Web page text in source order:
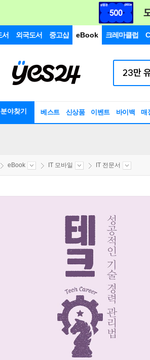
서 외국도서 중고샵 eBook 크레마클럽
야찾기 베스트 신상품 이벤트 바이백 매
eBook IT 모바일 IT 전문서